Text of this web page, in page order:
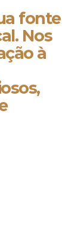
fonte
Nos
à